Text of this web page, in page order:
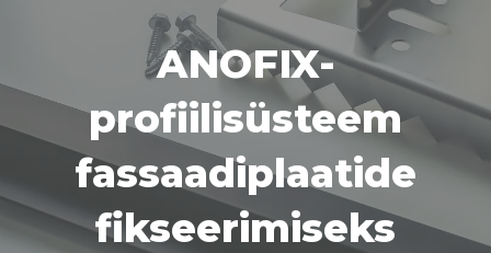
ANOFIX-
profiilisüsteem
fassaadiplaatide
fikseerimiseks